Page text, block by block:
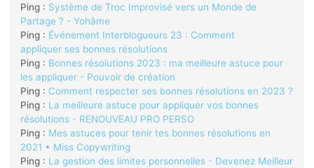
Ping : Système de Troc Improvisé vers un Monde de
Partage ? - Yohâme
Ping : Événement Interblogueurs 23 : Comment
appliquer ses bonnes résolutions
Ping : Bonnes résolutions 2023 : ma meilleure astuce pour
les appliquer - Pouvoir de création
Ping : Comment respecter ses bonnes résolutions en 2023 ?
Ping : La meilleure astuce pour appliquer vos bonnes
résolutions - RENOUVEAU PRO PERSO
Ping : Mes astuces pour tenir tes bonnes résolutions en
2021 • Miss Copywriting
Ping : La gestion des limites personnelles - Devenez Meilleur